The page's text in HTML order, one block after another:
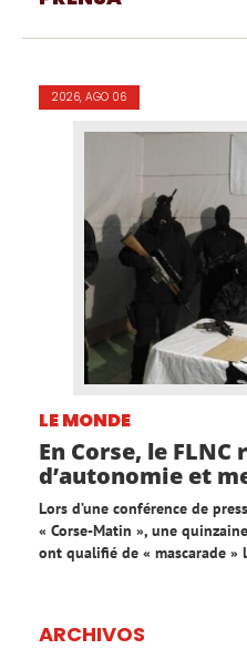
2026, AGO 06
LE MONDE
En Corse, le
d’autonomie et
Lors d’une conférence de
« Corse-Matin », une
ont qualifié de « mascarade »
ARCHIVOS